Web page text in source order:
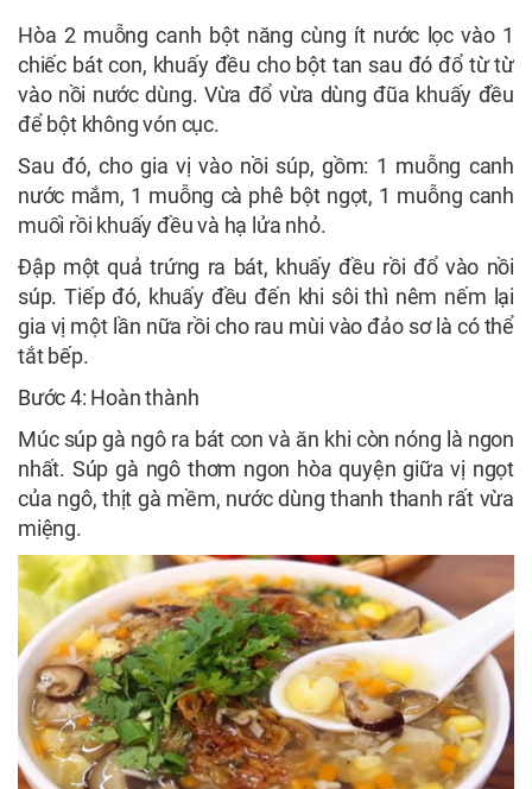
Hòa 2 muỗng canh bột năng cùng ít nước lọc vào 1
chiếc bát con, khuấy đều cho bột tan sau đó đổ từ từ
vào nồi nước dùng. Vừa đổ vừa dùng đũa khuấy đều
để bột không vón cục.
Sau đó, cho gia vị vào nồi súp, gồm: 1 muỗng canh
nước mắm, 1 muỗng cà phê bột ngọt, 1 muỗng canh
muối rồi khuấy đều và hạ lửa nhỏ.
Đập một quả trứng ra bát, khuấy đều rồi đổ vào nồi
súp. Tiếp đó, khuấy đều đến khi sôi thì nêm nếm lại
gia vị một lần nữa rồi cho rau mùi vào đảo sơ là có thể
tắt bếp.
Bước 4: Hoàn thành
Múc súp gà ngô ra bát con và ăn khi còn nóng là ngon
nhất. Súp gà ngô thơm ngon hòa quyện giữa vị ngọt
của ngô, thịt gà mềm, nước dùng thanh thanh rất vừa
miệng.